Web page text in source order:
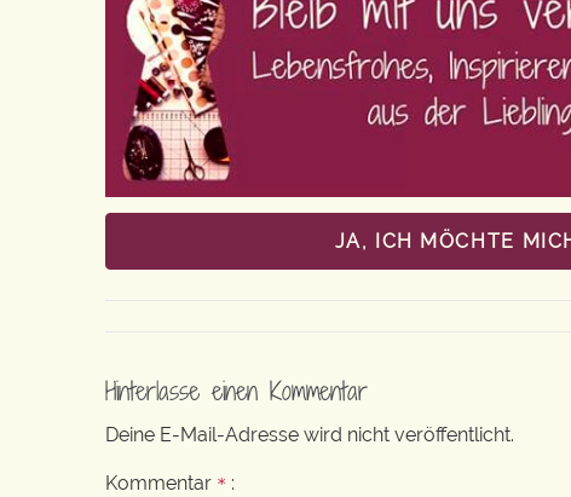
JA, ICH MÖCHTE
Hinterlasse einen Kommentar
Deine E-Mail-Adresse wird nicht veröffentlicht.
Kommentar * :